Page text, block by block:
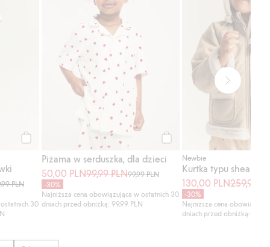
PLN
30
Piżama w serduszka, dla dzieci
50,00 PLN99,99 PLN99,99 PLN
-30%
Najniższa cena obowiązująca w ostatnich 30
dniach przed obniżką: 99,99 PLN
Newbie
130,00 PLN259,99
-30%
Najniższa cena
dniach przed obniżką: